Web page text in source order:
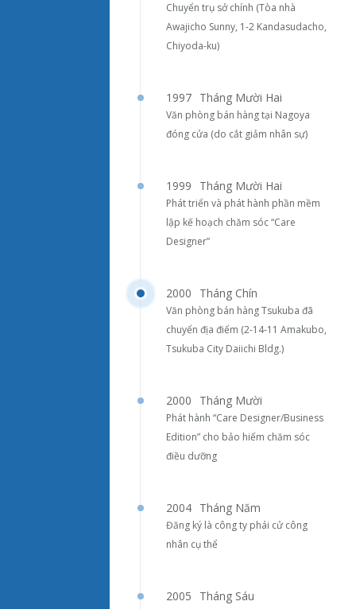
Chuyển trụ sở chính (Tòa nhà
Awajicho Sunny, 1-2 Kandasudacho,
Chiyoda-ku)
1997 Tháng Mười Hai
Văn phòng bán hàng tại Nagoya
đóng cửa (do cắt giảm nhân sự)
1999 Tháng Mười Hai
Phát triển và phát hành phần mềm
lập kế hoạch chăm sóc “Care
Designer”
2000 Tháng Chín
Văn phòng bán hàng Tsukuba đã
chuyển địa điểm (2-14-11 Amakubo,
Tsukuba City Daiichi Bldg.)
2000 Tháng Mười
Phát hành “Care Designer/Business
Edition” cho bảo hiểm chăm sóc
điều dưỡng
2004 Tháng Năm
Đăng ký là công ty phái cử công
nhân cụ thể
2005 Tháng Sáu